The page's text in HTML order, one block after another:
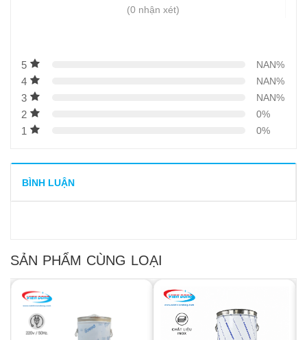
(0 nhận xét)
5 NAN%
4 NAN%
3 NAN%
2 0%
1 0%
BÌNH LUẬN
SẢN PHẨM CÙNG LOẠI